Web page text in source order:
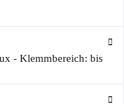
- Klemmbereich: bis